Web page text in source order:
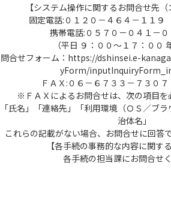
【システム操作に関するお問合せ先（
固定電話:０１２０－４６４－１１９
携帯電話:０５７０－０４１－０
（平日 ９：００～１７：００
問合せフォーム：https://dshinsei.e-
yForm/
ＦＡＸ:０６－６７３３－７３０７
※ＦＡＸによるお問合せは、次の項目を
「氏名」「連絡先」「利用環境（ＯＳ／ブ
治体名」
これらの記載がない場合、お問合せに回答
【各手続の事務的な内容に関す
各手続の担当課にお問合せく